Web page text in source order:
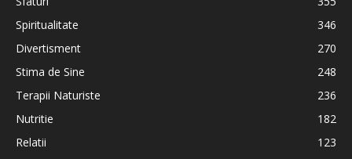
Spiritualitate
346
Divertisment
270
Stima de Sine
248
Terapii Naturiste
236
Nutritie
182
Relatii
123